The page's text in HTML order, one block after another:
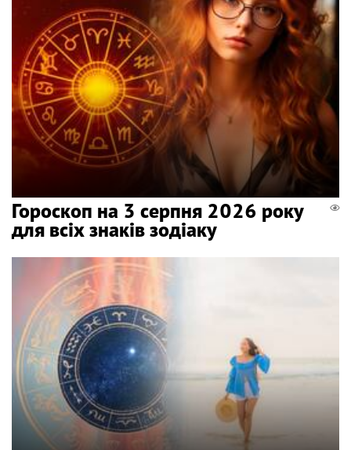
Гороскоп на 3 серпня 2026 року
для всіх знаків зодіаку